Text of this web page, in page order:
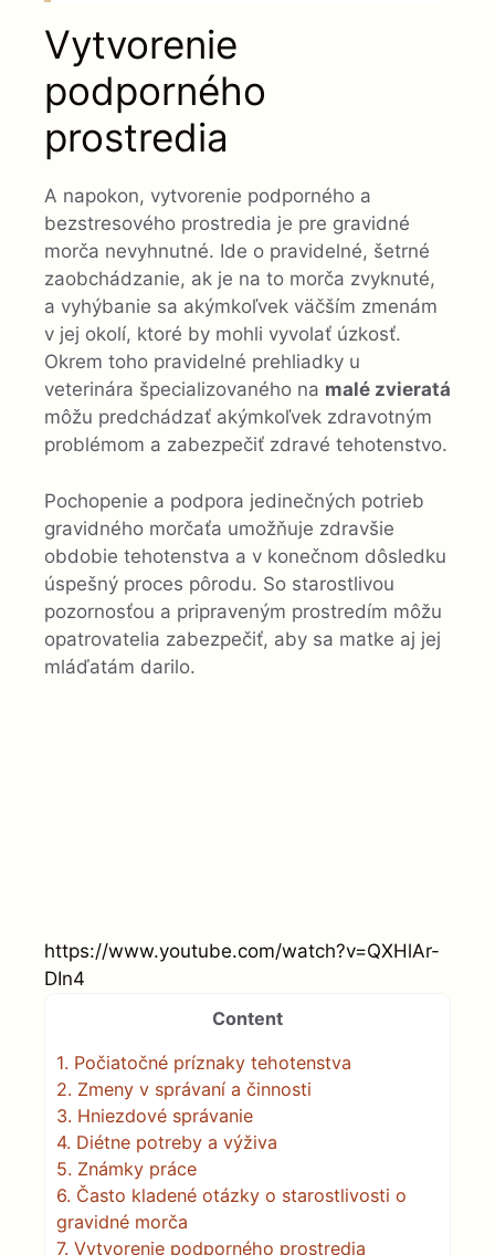
Vytvorenie
podporného
prostredia
A napokon, vytvorenie podporného a
bezstresového prostredia je pre gravidné
morča nevyhnutné. Ide o pravidelné, šetrné
zaobchádzanie, ak je na to morča zvyknuté,
a vyhýbanie sa akýmkoľvek väčším zmenám
v jej okolí, ktoré by mohli vyvolať úzkosť.
Okrem toho pravidelné prehliadky u
veterinára špecializovaného na malé zvieratá
môžu predchádzať akýmkoľvek zdravotným
problémom a zabezpečiť zdravé tehotenstvo.
Pochopenie a podpora jedinečných potrieb
gravidného morčaťa umožňuje zdravšie
obdobie tehotenstva a v konečnom dôsledku
úspešný proces pôrodu. So starostlivou
pozornosťou a pripraveným prostredím môžu
opatrovatelia zabezpečiť, aby sa matke aj jej
mláďatám darilo.
https://www.youtube.com/watch?v=QXHlAr-
DIn4
Content
1. Počiatočné príznaky tehotenstva
2. Zmeny v správaní a činnosti
3. Hniezdové správanie
4. Diétne potreby a výživa
5. Známky práce
6. Často kladené otázky o starostlivosti o
gravidné morča
7. Vytvorenie podporného prostredia